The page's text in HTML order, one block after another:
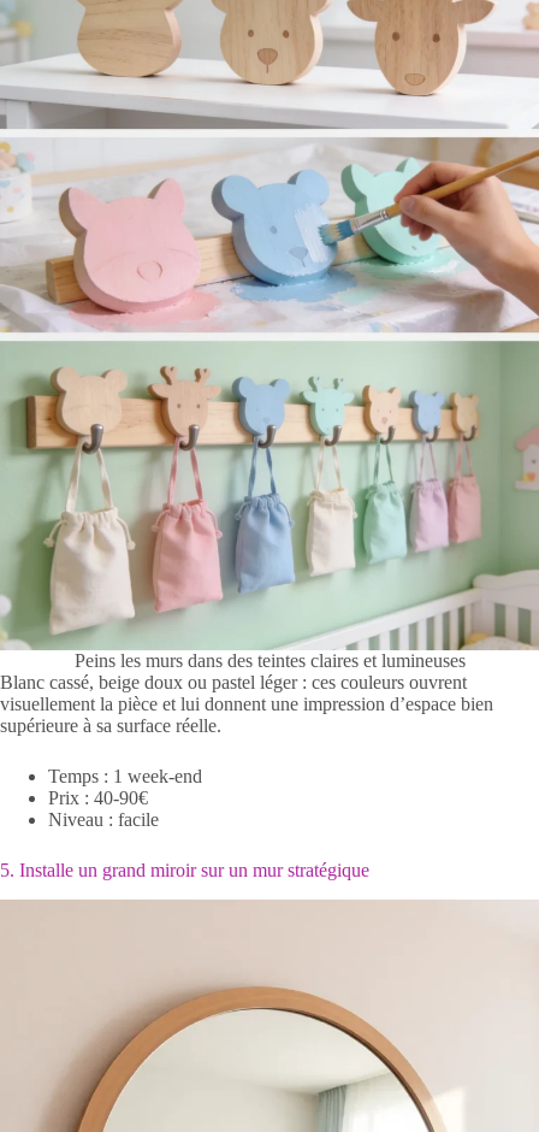
Peins les murs dans des teintes claires et lumineuses
Blanc cassé, beige doux ou pastel léger : ces couleurs ouvrent
visuellement la pièce et lui donnent une impression d’espace bien
supérieure à sa surface réelle.
Temps : 1 week-end
Prix : 40-90€
Niveau : facile
5. Installe un grand miroir sur un mur stratégique